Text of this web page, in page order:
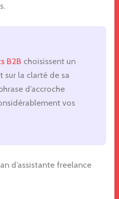
B2B choisissent un
sur la clarté de sa
d’accroche
vos
d’assistante freelance